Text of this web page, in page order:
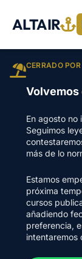
ALTAIR
CERRADO
Volvemos
En agosto no
Seguimos
más de lo
Estamos
próxima
cursos
añadiendo
preferencia,
intentaremos